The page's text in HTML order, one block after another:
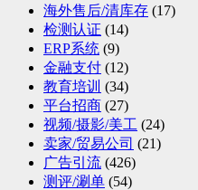
海外售后/清库存 (17)
检测认证 (14)
ERP系统 (9)
金融支付 (12)
教育培训 (34)
平台招商 (27)
视频/摄影/美工 (24)
卖家/贸易公司 (21)
广告引流 (426)
测评/涮单 (54)